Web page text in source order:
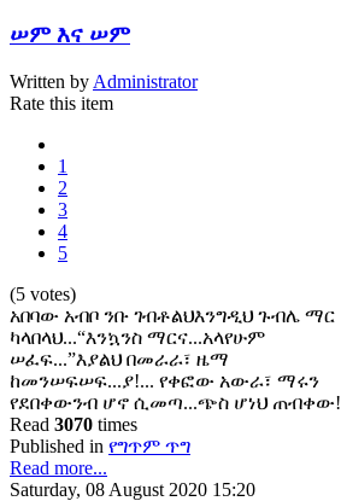
ሠም እና ሠም
Written by Administrator
Rate this item
1
2
3
4
5
(5 votes)
አበባው አብቦ ንቡ ገብቶልህእንግዲህ ጉብሌ ማር
ካላበላህ...“እንኳንስ ማርና...አላየሁም
ሠፈፍ...”እያልህ በመራራ፣ ዜማ
ከመንሠፍሠፍ...ያ!... የቀፎው አውራ፣ ማሩን
የደበቀውንብ ሆኖ ሲመጣ...ጭስ ሆነህ ጠብቀው!
Read 3070 times
Published in የግጥም ጥግ
Read more...
Saturday, 08 August 2020 15:20